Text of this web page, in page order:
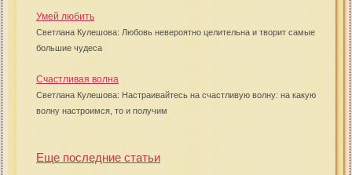
Умей любить
Светлана Кулешова: Любовь невероятно целительна и творит самые
большие чудеса
Счастливая волна
Светлана Кулешова: Настраивайтесь на счастливую волну: на какую
волну настроимся, то и получим
Еще последние статьи